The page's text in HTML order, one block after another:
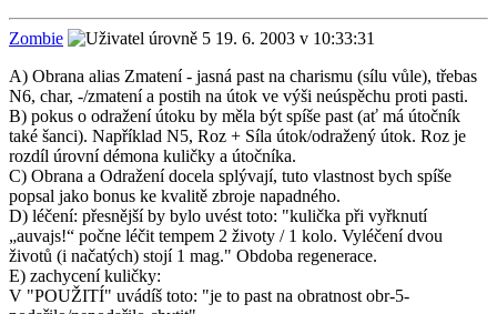
Zombie
19. 6. 2003 v 10:33:31
A) Obrana alias Zmatení - jasná past na charismu (sílu vůle), třebas
N6, char, -/zmatení a postih na útok ve výši neúspěchu proti pasti.
B) pokus o odražení útoku by měla být spíše past (ať má útočník
také šanci). Například N5, Roz + Síla útok/odražený útok. Roz je
rozdíl úrovní démona kuličky a útočníka.
C) Obrana a Odražení docela splývají, tuto vlastnost bych spíše
popsal jako bonus ke kvalitě zbroje napadného.
D) léčení: přesnější by bylo uvést toto: "kulička při vyřknutí
„auvajs!“ počne léčit tempem 2 životy / 1 kolo. Vyléčení dvou
životů (i načatých) stojí 1 mag." Obdoba regenerace.
E) zachycení kuličky:
V "POUŽITÍ" uvádíš toto: "je to past na obratnost obr-5-